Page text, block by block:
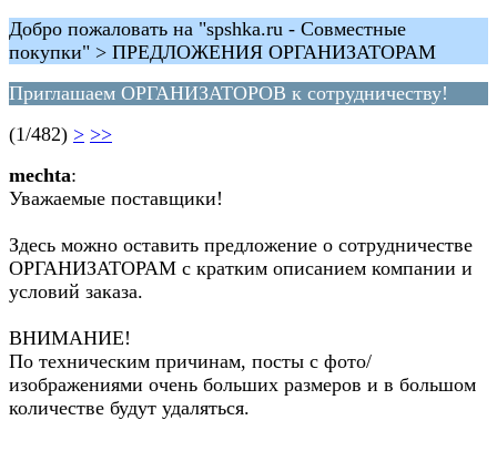
Добро пожаловать на "spshka.ru - Совместные
покупки" > ПРЕДЛОЖЕНИЯ ОРГАНИЗАТОРАМ
Приглашаем ОРГАНИЗАТОРОВ к сотрудничеству!
(1/482) > >>
mechta:
Уважаемые поставщики!
Здесь можно оставить предложение о сотрудничестве
ОРГАНИЗАТОРАМ с кратким описанием компании и
условий заказа.
ВНИМАНИЕ!
По техническим причинам, посты с фото/
изображениями очень больших размеров и в большом
количестве будут удаляться.